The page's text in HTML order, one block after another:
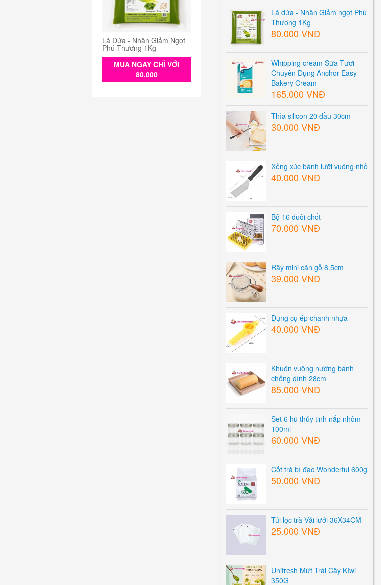
Lá Dứa - Nhân Giảm Ngọt
Phú Thương 1Kg
MUA NGAY CHỈ VỚI
80.000
Lá dứa - Nhân Giảm ngọt Phú
Thương 1Kg
80.000 VNĐ
Whipping cream Sữa Tươi
Chuyên Dụng Anchor Easy
Bakery Cream
165.000 VNĐ
Thìa silicon 20 đầu 30cm
30.000 VNĐ
Xẻng xúc bánh lưỡi vuông nhỏ
40.000 VNĐ
Bộ 16 đuôi chốt
70.000 VNĐ
Rây mini cán gỗ 8.5cm
39.000 VNĐ
Dụng cụ ép chanh nhựa
40.000 VNĐ
Khuôn vuông nướng bánh
chống dính 28cm
85.000 VNĐ
Set 6 hũ thủy tinh nắp nhôm
100ml
60.000 VNĐ
Cốt trà bí đao Wonderful 600g
50.000 VNĐ
Túi lọc trà Vải lưới 36X34CM
25.000 VNĐ
Unifresh Mứt Trái Cây KIwi
350G